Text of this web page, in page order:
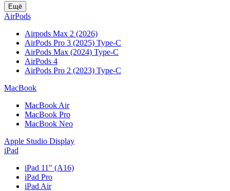
Ещё
AirPods
Airpods Max 2 (2026)
AirPods Pro 3 (2025) Type-C
AirPods Max (2024) Type-C
AirPods 4
AirPods Pro 2 (2023) Type-C
MacBook
MacBook Air
MacBook Pro
MacBook Neo
Apple Studio Display
iPad
iPad 11" (A16)
iPad Pro
iPad Air